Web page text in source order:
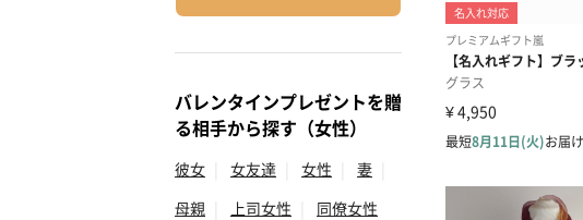
バレンタインプレゼントを贈
る相手から探す（女性）
彼女 女友達 女性 妻
母親
上司女性 同僚女性